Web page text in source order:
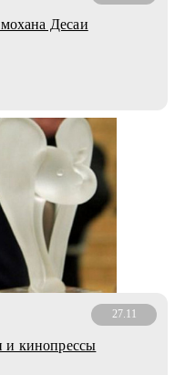
Десаи
27.11
кинопрессы